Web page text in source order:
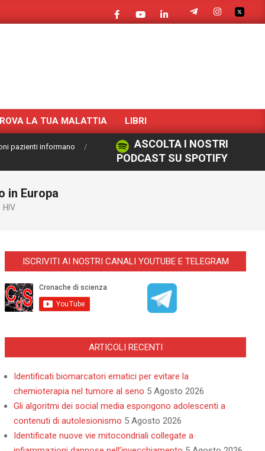
LA TUA MALATTIA LIBRI
pazienti informano
ASCOLTA I NOSTRI
PODCAST SU SPOTIFY
in Europa
HIV
ISCRIVITI AI NOSTRI CANALI YOUTUBE E TELEGRAM
ARTICOLI RECENTI
Identificati biomarcatori ematici per evitare la
chemioterapia nel tumore al seno 5 Agosto 2026
Gli algoritmi dei social media espongono adolescenti a
contenuti di autolesionismo 5 Agosto 2026
Identificate nuove vie mitocondriali collegate a